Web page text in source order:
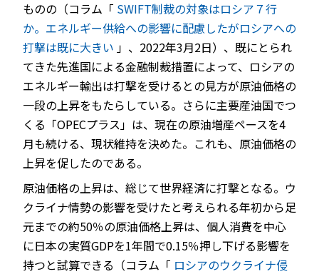
ものの（コラム「 SWIFT制裁の対象はロシア７行
か。エネルギー供給への影響に配慮したがロシアへの
打撃は既に大きい 」、2022年3月2日）、既にとられ
てきた先進国による金融制裁措置によって、ロシアの
エネルギー輸出は打撃を受けるとの見方が原油価格の
一段の上昇をもたらしている。さらに主要産油国でつ
くる「OPECプラス」は、現在の原油増産ペースを4
月も続ける、現状維持を決めた。これも、原油価格の
上昇を促したのである。
原油価格の上昇は、総じて世界経済に打撃となる。ウ
クライナ情勢の影響を受けたと考えられる年初から足
元までの約50％の原油価格上昇は、個人消費を中心
に日本の実質GDPを1年間で0.15％押し下げる影響を
持つと試算できる（コラム「 ロシアのウクライナ侵